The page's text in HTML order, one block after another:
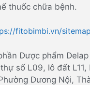
thuốc chữa bệnh.
fitobimbi.vn/
Dược phẩm Delap
số L09, lô đất L11,
Dương Nội,